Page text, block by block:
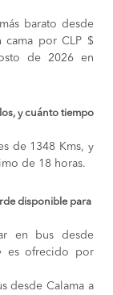
barato desde
cama por CLP $
de 2026 en
y cuánto tiempo
de 1348 Kms, y
de 18 horas.
disponible para
en bus desde
es ofrecido por
desde Calama a